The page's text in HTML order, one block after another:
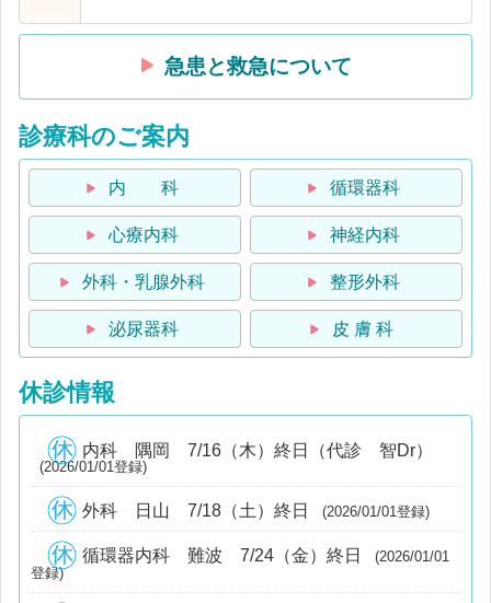
急患と救急について
診療科のご案内
内 科 循環器科
心療内科 神経内科
外科・乳腺外科 整形外科
泌尿器科 皮 膚 科
休診情報
内科 隅岡 7/16（木）終日（代診 智Dr）
(2026/01/01登録)
外科 日山 7/18（土）終日 (2026/01/01登録)
循環器内科 難波 7/24（金）終日
(2026/01/01
登録)